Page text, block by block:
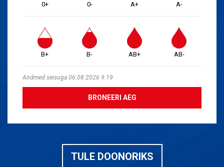
0+ 0- A+ A-
B+ B- AB+ AB-
Andmed seisuga 06.08.2026 9:19
BRONEERI AEG
TULE DOONORIKS